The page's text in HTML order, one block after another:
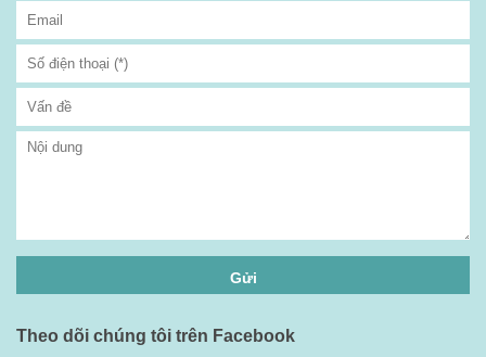
Theo dõi chúng tôi trên Facebook